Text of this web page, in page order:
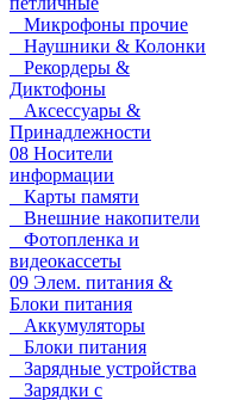
Микрофоны прочие
Наушники & Колонки
Рекордеры &
Диктофоны
Аксессуары &
Принадлежности
08 Носители
информации
Карты памяти
Внешние накопители
Фотопленка и
видеокассеты
09 Элем. питания &
Блоки питания
Аккумуляторы
Блоки питания
Зарядные устройства
Зарядки с